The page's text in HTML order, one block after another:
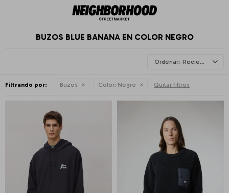
BUZOS BLUE BANANA EN COLOR NEGRO
Recientes
Filtrando por: Buzos Color: Negro Quitar filtros